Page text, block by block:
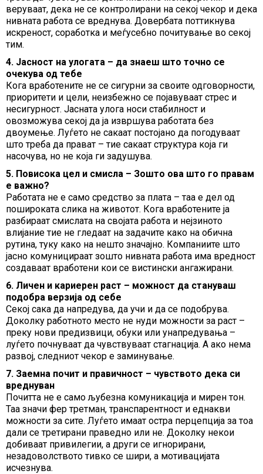
веруваат, дека не се контролирани на секој чекор и дека
нивната работа се вреднува. Довербата поттикнува
искреност, соработка и меѓусебно почитување во секој
тим.
4. Јасност на улогата – да знаеш што точно се
очекува од тебе
Кога вработените не се сигурни за своите одговорности,
приоритети и цели, неизбежно се појавуваат стрес и
несигурност. Јасната улога носи стабилност и
овозможува секој да ја извршува работата без
двоумење. Луѓето не сакаат постојано да погодуваат
што треба да прават – тие сакаат структура која ги
насочува, но не која ги задушува.
5. Повисока цел и смисла – Зошто ова што го правам
е важно?
Работата не е само средство за плата – таа е дел од
пошироката слика на животот. Кога вработените ја
разбираат смислата на својата работа и нејзиното
влијание тие не гледаат на задачите како на обична
рутина, туку како на нешто значајно. Компаниите што
јасно комуницираат зошто нивната работа има вредност
создаваат вработени кои се вистински ангажирани.
6. Личен и кариерен раст – можност да стануваш
подобра верзија од себе
Секој сака да напредува, да учи и да се подобрува.
Доколку работното место не нуди можности за раст –
преку нови предизвици, обуки или унапредувања –
луѓето почнуваат да чувствуваат стагнација. А ако нема
развој, следниот чекор е заминување.
7. Заемна почит и правичност – чувството дека си
вреднуван
Почитта не е само љубезна комуникација и мирен тон.
Таа значи фер третман, транспарентност и еднакви
можности за сите. Луѓето имаат остра перцепција за тоа
дали се третирани праведно или не. Доколку некои
добиваат привилегии, а други се игнорирани,
незадоволството тивко се шири, а мотивацијата
исчезнува.